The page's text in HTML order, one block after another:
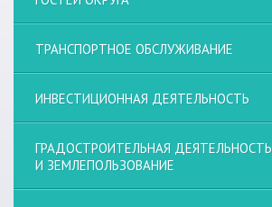
ТРАНСПОРТНОЕ ОБСЛУЖИВАНИЕ
ИНВЕСТИЦИОННАЯ ДЕЯТЕЛЬНОСТЬ
ГРАДОСТРОИТЕЛЬНАЯ ДЕЯТЕЛЬНОСТЬ
И ЗЕМЛЕПОЛЬЗОВАНИЕ